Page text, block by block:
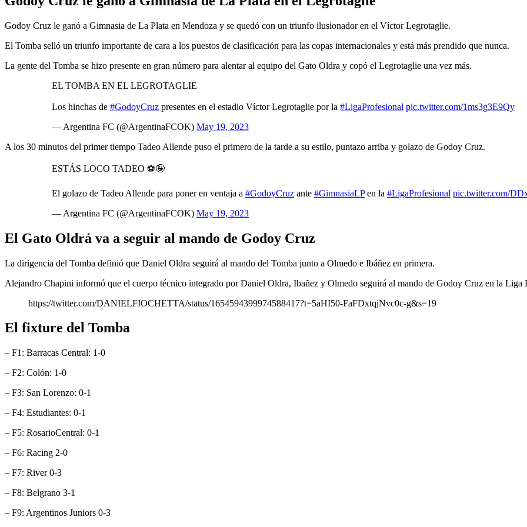
Godoy Cruz le ganó a Gimnasia de La Plata en Mendoza y se quedó con un triunfo ilusionador en el Víctor Legrotaglie.
El Tomba selló un triunfo importante de cara a los puestos de clasificación para las copas internacionales y está más prendido que nunca.
La gente del Tomba se hizo presente en gran número para alentar al equipo del Gato Oldra y copó el Legrotaglie una vez más.
EL TOMBA EN EL LEGROTAGLIE
Los hinchas de #GodoyCruz presentes en el estadio Víctor Legrotaglie por la #LigaProfesional pic.twitter.com/1ms3g3E9Qy
— Argentina FC (@ArgentinaFCOK) May 19, 2023
A los 30 minutos del primer tiempo Tadeo Allende puso el primero de la tarde a su estilo, puntazo arriba y golazo de Godoy Cruz.
ESTÁS LOCO TADEO ⚽️🤪
El golazo de Tadeo Allende para poner en ventaja a #GodoyCruz ante #GimnasiaLPen la #LigaProfesional pic.twitter.com/
— Argentina FC (@ArgentinaFCOK) May 19, 2023
El Gato Oldrá va a seguir al mando de Godoy Cruz
La dirigencia del Tomba definió que Daniel Oldra seguirá al mando del Tomba junto a Olmedo e Ibáñez en primera.
Alejandro Chapini informó que el cuerpo técnico integrado por Daniel Oldra, Ibañez y Olmedo seguirá al mando de Godoy Cruz en la Liga
https://twitter.com/DANIELFIOCHETTA/status/1654594399974588417?t=5aHI50-FaFDxtqjNvc0c-g&s=19
El fixture del Tomba
– F1: Barracas Central: 1-0
– F2: Colón: 1-0
– F3: San Lorenzo: 0-1
– F4: Estudiantes: 0-1
– F5: RosarioCentral: 0-1
– F6: Racing 2-0
– F7: River 0-3
– F8: Belgrano 3-1
– F9: Argentinos Juniors 0-3